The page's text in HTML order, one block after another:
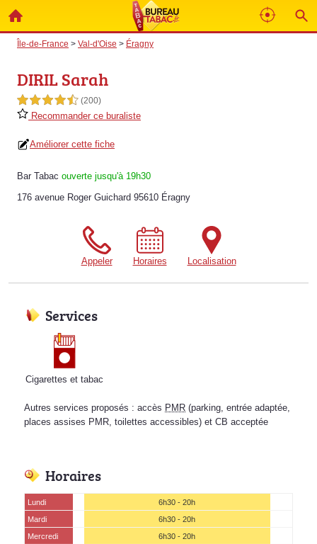
Île-de-France > Val-d'Oise > Éragny
DIRIL Sarah
4,5 étoiles sur 5 (200)
Recommander ce buraliste
Améliorer cette fiche
Bar Tabac ouverte jusqu'à 19h30
176 avenue Roger Guichard 95610 Éragny
Appeler Horaires Localisation
Services
Cigarettes et tabac
Autres services proposés : accès PMR (parking, entrée adaptée,
places assises PMR, toilettes accessibles) et CB acceptée
Horaires
Lundi
6h30 - 20h
Mardi
6h30 - 20h
Mercredi
6h30 - 20h